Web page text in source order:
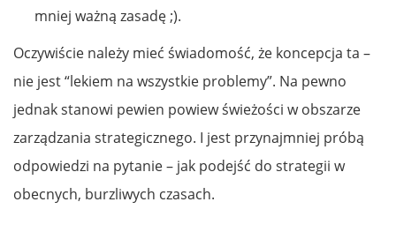
mniej ważną zasadę ;).
Oczywiście należy mieć świadomość, że koncepcja ta –
nie jest “lekiem na wszystkie problemy”. Na pewno
jednak stanowi pewien powiew świeżości w obszarze
zarządzania strategicznego. I jest przynajmniej próbą
odpowiedzi na pytanie – jak podejść do strategii w
obecnych, burzliwych czasach.